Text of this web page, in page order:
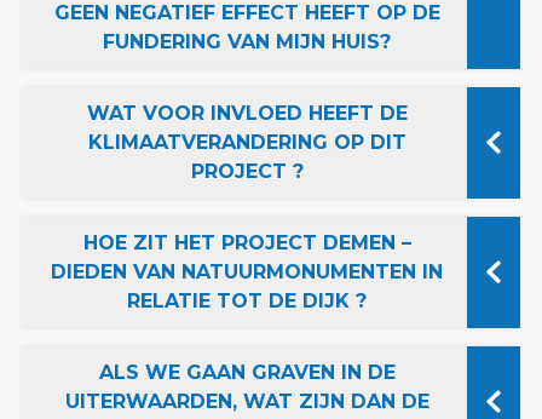
GEEN NEGATIEF EFFECT HEEFT OP DE
FUNDERING VAN MIJN HUIS?
WAT VOOR INVLOED HEEFT DE
KLIMAATVERANDERING OP DIT
PROJECT ?
HOE ZIT HET PROJECT DEMEN –
DIEDEN VAN NATUURMONUMENTEN IN
RELATIE TOT DE DIJK ?
ALS WE GAAN GRAVEN IN DE
UITERWAARDEN, WAT ZIJN DAN DE